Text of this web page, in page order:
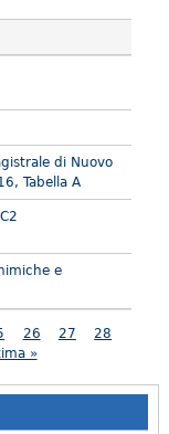
di Nuovo
Tabella A
e
26 27
28
»